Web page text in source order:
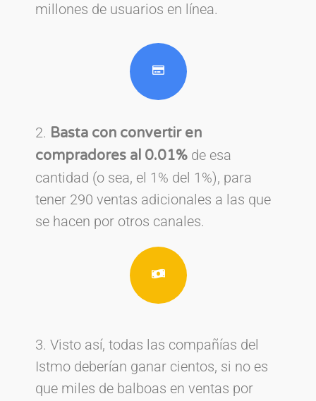
millones de usuarios en línea.
2. Basta con convertir en
compradores al 0.01% de esa
cantidad (o sea, el 1% del 1%), para
tener 290 ventas adicionales a las que
se hacen por otros canales.
3. Visto así, todas las compañías del
Istmo deberían ganar cientos, si no es
que miles de balboas en ventas por